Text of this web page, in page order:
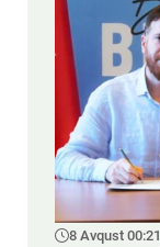
8 Avqust 00:21